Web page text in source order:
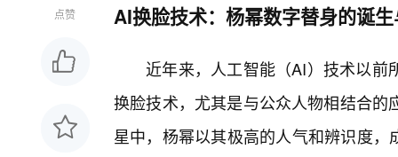
点赞 AI换脸技术：杨幂数字替身的诞
近年来，人工智能（AI）技术以
换脸技术，尤其是与公众人物相结合
星中，杨幂以其极高的人气和辨识度